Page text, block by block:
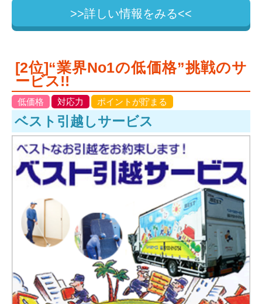
>>詳しい情報をみる<<
[2位]“業界No1の低価格”挑戦のサ
ービス!!
低価格 対応力 ポイントが貯まる
ベスト引越しサービス